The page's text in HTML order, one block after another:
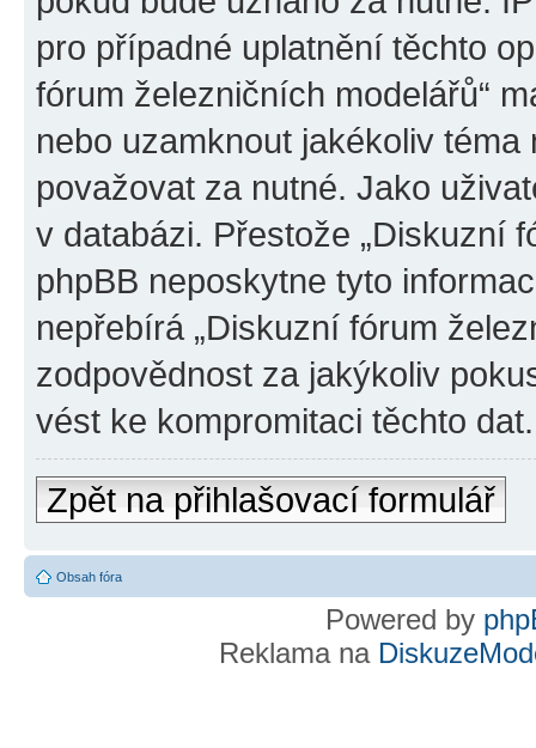
pro případné uplatnění těchto
fórum železničních modelářů“
nebo uzamknout jakékoliv
považovat za nutné. Jako
v databázi. Přestože „Diskuzní
phpBB neposkytne tyto
nepřebírá „Diskuzní fórum
zodpovědnost za jakýkoliv
vést ke kompromitaci těchto dat.
Zpět na přihlašovací formulář
Obsah fóra
Powered by
Reklama na